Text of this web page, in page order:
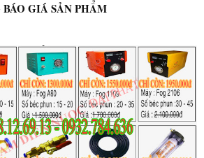
GIÁ SẢN PHẨM